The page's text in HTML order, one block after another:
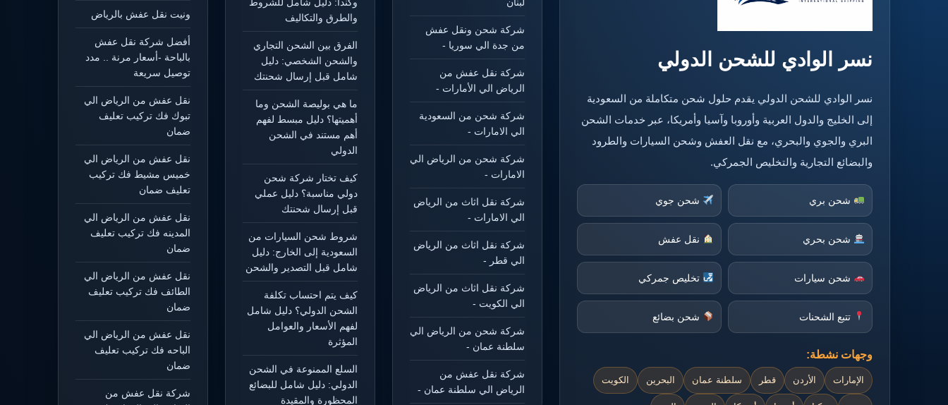
نسر الوادي للشحن الدولي
نسر الوادي للشحن الدولي يقدم حلول شحن متكاملة من السعودية
إلى الخليج والدول العربية وأوروبا وآسيا وأمريكا، عبر خدمات الشحن
البري والجوي والبحري، مع نقل العفش وشحن السيارات والطرود
والبضائع التجارية والتخليص الجمركي.
شحن بري شحن جوي
شحن بحري نقل عفش
شحن سيارات تخليص جمركي
تتبع الشحنات شحن بضائع
وجهات نشطة:
الإمارات الأردن قطر سلطنة عمان البحرين الكويت
شركة شحن ونقل عفش
من جدة الي سوريا -
شركة نقل عفش من
الرياض الي الأمارات -
شركة شحن من السعودية
الي الامارات -
شركة شحن من الرياض الي
الامارات -
شركة نقل اثاث من الرياض
الي الامارات -
شركة نقل اثاث من الرياض
الي قطر -
شركة نقل اثاث من الرياض
الي الكويت -
شركة شحن من الرياض الي
سلطنة عمان -
شركة نقل عفش من
الرياض الي سلطنة عمان -
والطرق والتكاليف
الفرق بين الشحن التجاري
والشحن الشخصي: دليل
شامل قبل إرسال شحنتك
ما هي بوليصة الشحن وما
أهميتها؟ دليل مبسط لفهم
أهم مستند في الشحن
الدولي
كيف تختار شركة شحن
دولي مناسبة؟ دليل عملي
قبل إرسال شحنتك
شروط شحن السيارات من
السعودية إلى الخارج: دليل
شامل قبل التصدير والشحن
كيف يتم احتساب تكلفة
الشحن الدولي؟ دليل شامل
لفهم الأسعار والعوامل
المؤثرة
السلع الممنوعة في الشحن
الدولي: دليل شامل للبضائع
المحظورة والمقيدة
ونيت نقل عفش بالرياض
أفضل شركة نقل عفش
بالباحة -أسعار مرنة .. مدد
توصيل سريعة
نقل عفش من الرياض الي
تبوك فك تركيب تعليف
ضمان
نقل عفش من الرياض الي
خميس مشيط فك تركيب
تعليف ضمان
نقل عفش من الرياض الي
المدينه فك تركيب تعليف
ضمان
نقل عفش من الرياض الي
الطائف فك تركيب تعليف
ضمان
نقل عفش من الرياض الي
الباحه فك تركيب تعليف
ضمان
شركة نقل عفش من